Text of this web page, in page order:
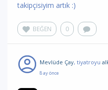
takipçisiyim artık :)
BEĞEN 0
Mevlüde Çay, tiyatroyu
8 ay önce